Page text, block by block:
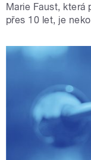
Marie Faust, která
přes 10 let, je